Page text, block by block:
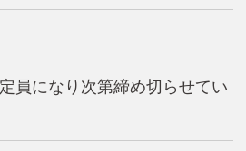
員になり次第締め切らせてい